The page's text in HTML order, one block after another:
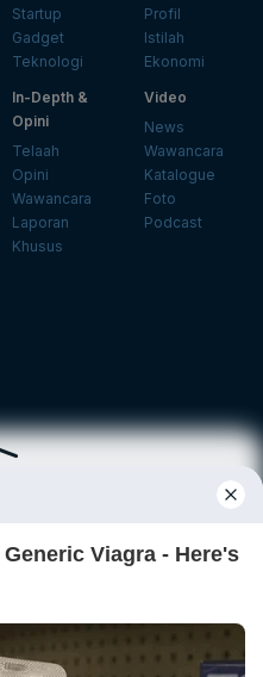
Startup
Gadget
Teknologi
Profil
Istilah
Ekonomi
In-Depth &
Opini
Telaah
Opini
Wawancara
Laporan
Khusus
Video
News
Wawancara
Katalogue
Foto
Podcast
Daftar